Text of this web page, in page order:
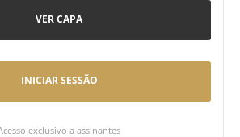
VER CAPA
INICIAR SESSÃO
exclusivo a assinantes